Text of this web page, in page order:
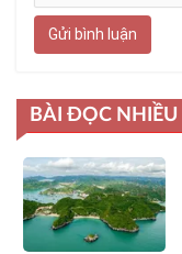
Gửi bình luận
BÀI ĐỌC NHIỀU